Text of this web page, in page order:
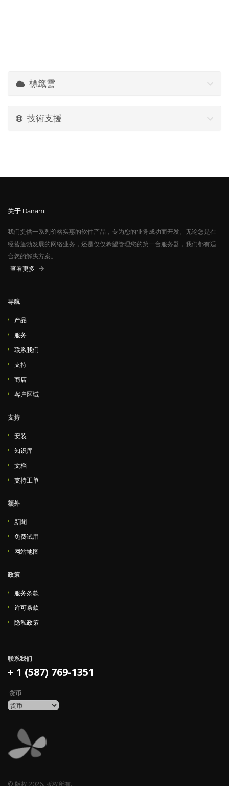
標籤雲
技術支援
关于 Danami
我们提供一系列价格实惠的软件产品，专为您的业务成功而开发。无论您是在
经营蓬勃发展的网络业务，还是仅仅希望管理您的第一台服务器，我们都有适
合您的解决方案。
查看更多
导航
产品
服务
联系我们
支持
商店
客户区域
支持
安装
知识库
文档
支持工单
额外
新聞
免费试用
网站地图
政策
服务条款
许可条款
隐私政策
联系我们
+ 1 (587) 769-1351
货币
© 版权 2026. 版权所有.